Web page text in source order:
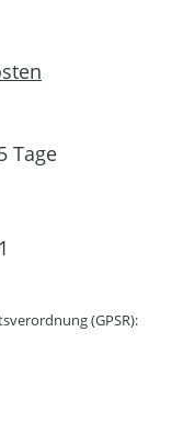
Tage
(GPSR):